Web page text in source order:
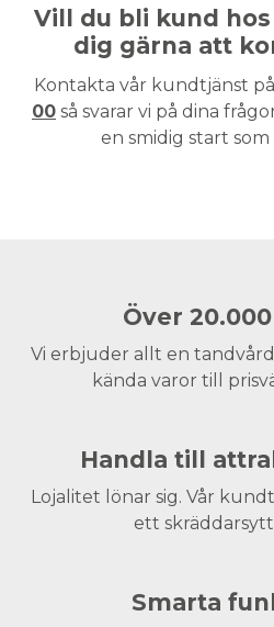
Vill du bli kund
dig gärna att
Kontakta vår kundtjänst
00 så svarar vi på dina
en smidig start som
Över
Vi erbjuder allt en
kända varor till
Handla till
Lojalitet lönar sig. Vår
ett
Smarta